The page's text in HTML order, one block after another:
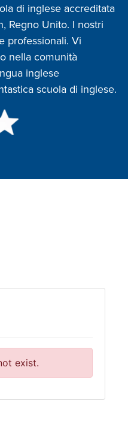
di inglese accreditata
Regno Unito. I nostri
professionali. Vi
nella comunità
inglese
scuola di inglese.